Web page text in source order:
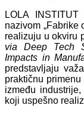
LOLA
nazivom „Fabrike
realizuju u okviru
via Deep Tech
Impacts in
predstavljaju
praktičnu
između
koji uspešno